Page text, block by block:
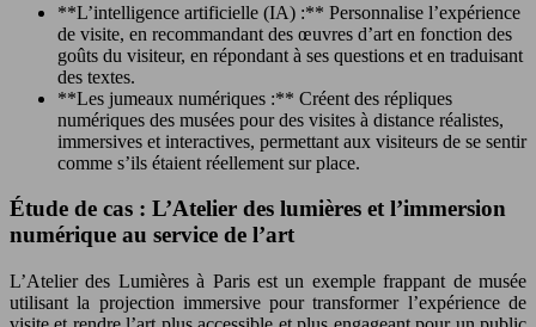
**L’intelligence artificielle (IA) :** Personnalise l’expérience
de visite, en recommandant des œuvres d’art en fonction des
goûts du visiteur, en répondant à ses questions et en traduisant
des textes.
**Les jumeaux numériques :** Créent des répliques
numériques des musées pour des visites à distance réalistes,
immersives et interactives, permettant aux visiteurs de se sentir
comme s’ils étaient réellement sur place.
Étude de cas : L’Atelier des lumières et l’immersion
numérique au service de l’art
L’Atelier des Lumières à Paris est un exemple frappant de musée
utilisant la projection immersive pour transformer l’expérience de